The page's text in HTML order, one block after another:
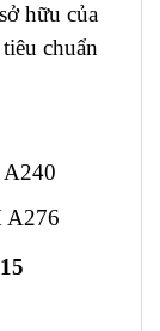
hữu của
chuẩn
A276